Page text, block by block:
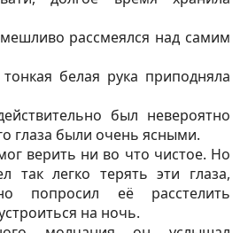
рассмеялся над самим
белая рука приподняла
был невероятно
глаза были очень ясными.
верить ни во что чистое. Но
так легко терять эти глаза,
попросил её расстелить
на ночь.